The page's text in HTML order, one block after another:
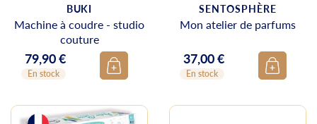
BUKI
Machine à coudre - studio
couture
Prix
79,90 €
En stock
SENTOSPHÈRE
Mon atelier de parfums
Prix
37,00 €
En stock